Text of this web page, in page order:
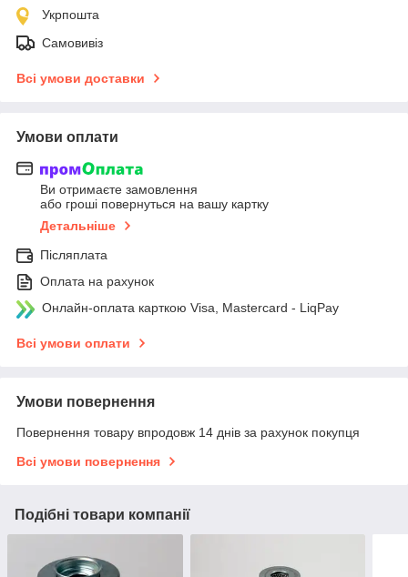
Укрпошта
Самовивіз
Всі умови доставки
Умови оплати
Ви отримаєте замовлення
або гроші повернуться на вашу картку
Детальніше
Післяплата
Оплата на рахунок
Онлайн-оплата карткою Visa, Mastercard - LiqPay
Всі умови оплати
Умови повернення
Повернення товару впродовж 14 днів за рахунок покупця
Всі умови повернення
Подібні товари компанії